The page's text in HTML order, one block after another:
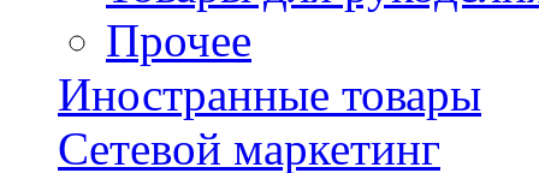
Прочее
Иностранные товары
Сетевой маркетинг